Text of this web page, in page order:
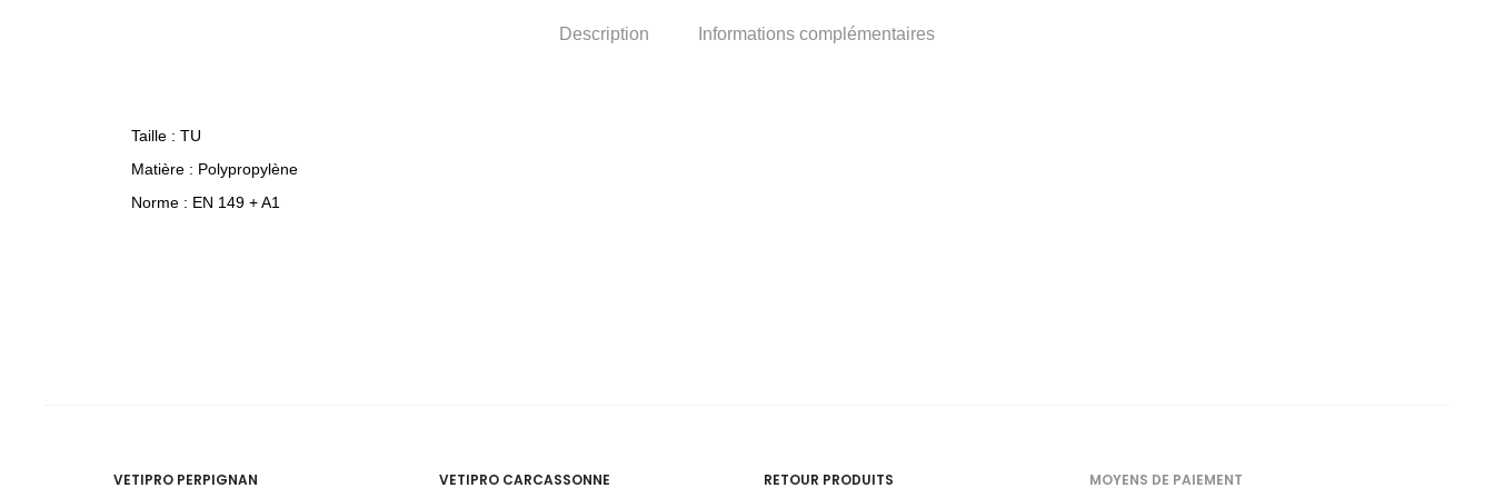
Description Informations complémentaires
Taille : TU
Matière : Polypropylène
Norme : EN 149 + A1
VETIPRO PERPIGNAN VETIPRO CARCASSONNE RETOUR PRODUITS MOYENS DE PAIEMENT